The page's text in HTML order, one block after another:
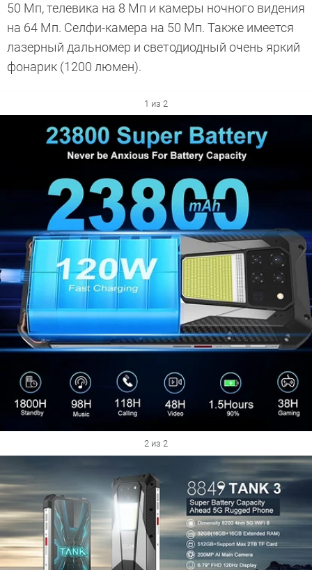
50 Мп, телевика на 8 Мп и камеры ночного видения
на 64 Мп. Селфи-камера на 50 Мп. Также имеется
лазерный дальномер и светодиодный очень яркий
фонарик (1200 люмен).
1 из 2
2 из 2